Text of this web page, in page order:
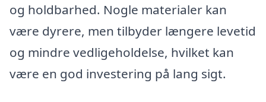
og holdbarhed. Nogle materialer kan
være dyrere, men tilbyder længere levetid
og mindre vedligeholdelse, hvilket kan
være en god investering på lang sigt.